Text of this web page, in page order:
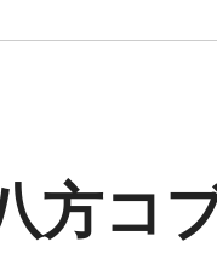
方コ